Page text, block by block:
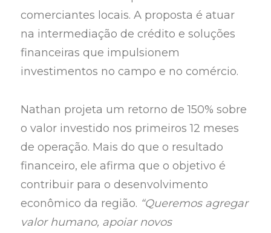
comerciantes locais. A proposta é atuar
na intermediação de crédito e soluções
financeiras que impulsionem
investimentos no campo e no comércio.
Nathan projeta um retorno de 150% sobre
o valor investido nos primeiros 12 meses
de operação. Mais do que o resultado
financeiro, ele afirma que o objetivo é
contribuir para o desenvolvimento
econômico da região. “Queremos agregar
valor humano, apoiar novos